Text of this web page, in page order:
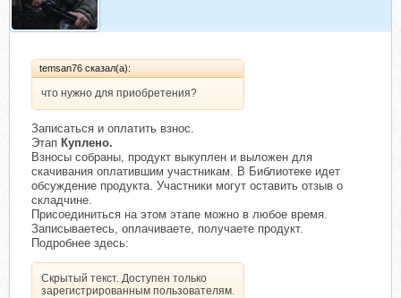
temsan76 сказал(а):
что нужно для приобретения?
Записаться и оплатить взнос.
Этап Куплено.
Взносы собраны, продукт выкуплен и выложен для
скачивания оплатившим участникам. В Библиотеке идет
обсуждение продукта. Участники могут оставить отзыв о
складчине.
Присоединиться на этом этапе можно в любое время.
Записываетесь, оплачиваете, получаете продукт.
Подробнее здесь:
Скрытый текст. Доступен только
зарегистрированным пользователям.